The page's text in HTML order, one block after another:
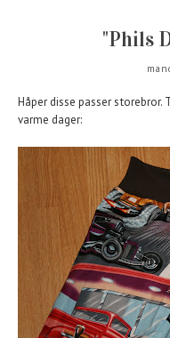
"Phils
Håper disse passer
varme dager: